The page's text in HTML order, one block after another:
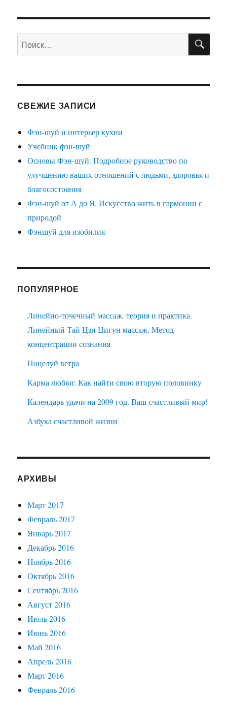
записям
СТРА
НИЦ
Искать:
СВЕЖИЕ ЗАПИСИ
Фэн-шуй и интерьер кухни
Учебник фэн-шуй
Основы Фэн-шуй. Подробное руководство по
улучшению ваших отношений с людьми, здоровья и
благосостояния
Фэн-шуй от А до Я. Искусство жить в гармонии с
природой
Фэншуй для изобилия
ПОПУЛЯРНОЕ
Линейно-точечный массаж. теория и практика.
Линейный Тай Цзи Цигун массаж. Метод
концентрации сознания
Поцелуй ветра
Карма любви: Как найти свою вторую половинку
Календарь удачи на 2009 год. Ваш счастливый мир!
Азбука счастливой жизни
АРХИВЫ
Март 2017
Февраль 2017
Январь 2017
Декабрь 2016
Ноябрь 2016
Октябрь 2016
Сентябрь 2016
Август 2016
Июль 2016
Июнь 2016
Май 2016
Апрель 2016
Март 2016
Февраль 2016